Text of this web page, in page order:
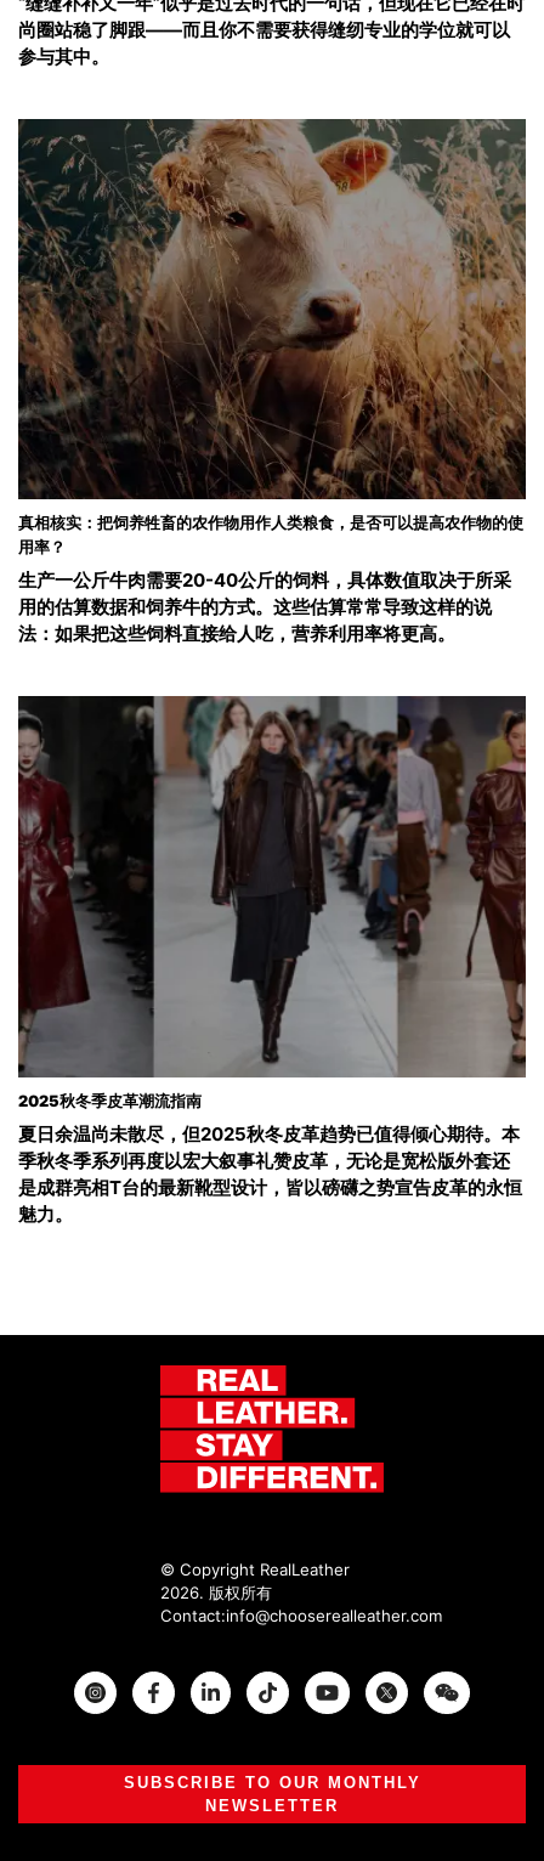
尚圈站稳了脚跟——而且你不需要获得缝纫专业的学位就可以
参与其中。
真相核实：把饲养牲畜的农作物用作人类粮食，是否可以提高农作物的使
用率？
生产一公斤牛肉需要20-40公斤的饲料，具体数值取决于所采
用的估算数据和饲养牛的方式。这些估算常常导致这样的说
法：如果把这些饲料直接给人吃，营养利用率将更高。
2025秋冬季皮革潮流指南
夏日余温尚未散尽，但2025秋冬皮革趋势已值得倾心期待。本
季秋冬季系列再度以宏大叙事礼赞皮革，无论是宽松版外套还
是成群亮相T台的最新靴型设计，皆以磅礴之势宣告皮革的永恒
魅力。
© Copyright RealLeather
2026. 版权所有
Contact:info@chooserealleather.com
InstagramFacebook Twitter
SUBSCRIBE TO OUR MONTHLY
NEWSLETTER